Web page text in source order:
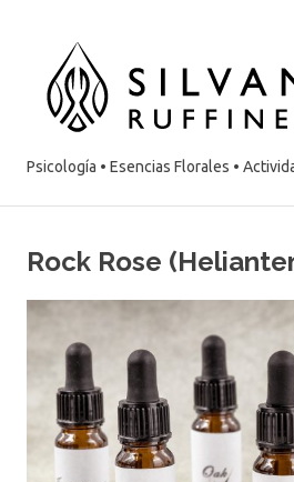
contenido
Psicología • Esencias Florales •
Rock Rose